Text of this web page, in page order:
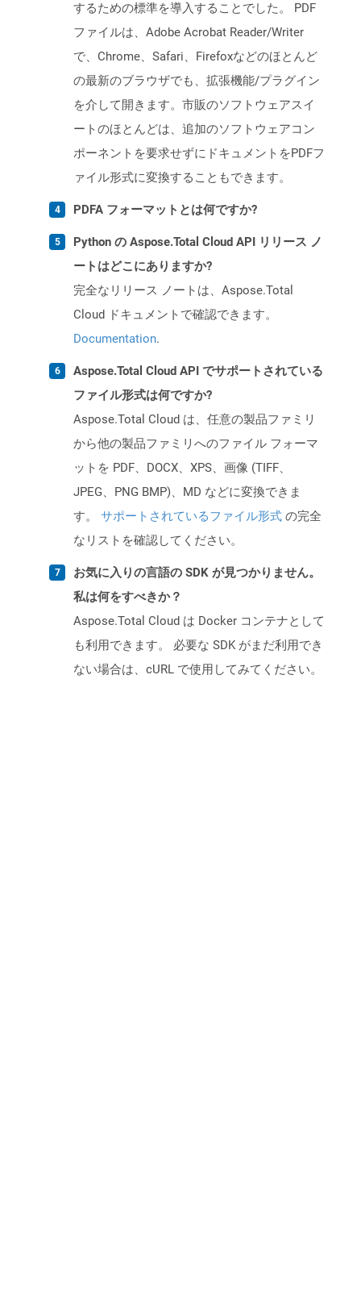
するための標準を導入することでした。 PDF
ファイルは、Adobe Acrobat Reader/Writer
で、Chrome、Safari、Firefoxなどのほとんど
の最新のブラウザでも、拡張機能/プラグイン
を介して開きます。市販のソフトウェアスイ
ートのほとんどは、追加のソフトウェアコン
ポーネントを要求せずにドキュメントをPDFフ
ァイル形式に変換することもできます。
PDFA フォーマットとは何ですか?
Python の Aspose.Total Cloud API リリース ノ
ートはどこにありますか?
完全なリリース ノートは、Aspose.Total
Cloud ドキュメントで確認できます。
Documentation.
Aspose.Total Cloud API でサポートされている
ファイル形式は何ですか?
Aspose.Total Cloud は、任意の製品ファミリ
から他の製品ファミリへのファイル フォーマ
ットを PDF、DOCX、XPS、画像 (TIFF、
JPEG、PNG BMP)、MD などに変換できま
す。 サポートされているファイル形式 の完全
なリストを確認してください。
お気に入りの言語の SDK が見つかりません。
私は何をすべきか？
Aspose.Total Cloud は Docker コンテナとして
も利用できます。 必要な SDK がまだ利用でき
ない場合は、cURL で使用してみてください。